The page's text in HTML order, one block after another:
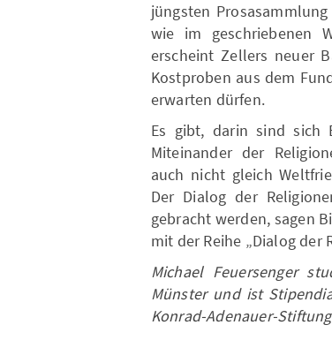
jüngsten
wie im geschriebenen
erscheint Zellers neuer
Kostproben aus dem
erwarten dürfen.
Es gibt, darin sind sich
Miteinander der
auch nicht gleich
Der Dialog der
gebracht werden, sagen
mit der Reihe „Dialog der
Michael Feuersenger
Münster und ist
Konrad-Adenauer-